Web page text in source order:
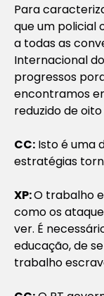
Para
que um policial
a todas as
Internacional
progressos
encontramos
reduzido de
CC: Isto é uma
estratégias
XP:O trabalho
como os
ver. É
educação, de
trabalho